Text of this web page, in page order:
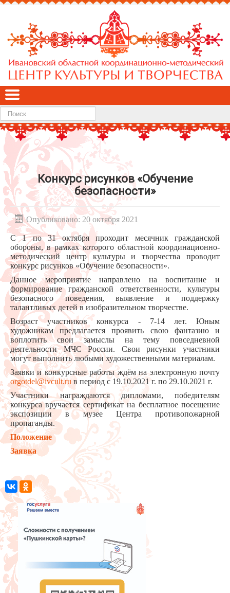
Найти
Конкурс рисунков «Обучение
безопасности»
Опубликовано: 20 октября 2021
С 1 по 31 октября проходит месячник гражданской
обороны, в рамках которого областной координационно-
методический центр культуры и творчества проводит
конкурс рисунков «Обучение безопасности».
Данное мероприятие направлено на воспитание и
формирование гражданской ответственности, культуры
безопасного поведения, выявление и поддержку
талантливых детей в изобразительном творчестве.
Возраст участников конкурса - 7-14 лет. Юным
художникам предлагается проявить свою фантазию и
воплотить свои замыслы на тему повседневной
деятельности МЧС России. Свои рисунки участники
могут выполнить любыми художественными материалам.
Заявки и конкурсные работы ждём на электронную почту
orgotdel@ivcult.ru в период с 19.10.2021 г. по 29.10.2021 г.
Участники награждаются дипломами, победителям
конкурса вручается сертификат на бесплатное посещение
экспозиции в музее Центра противопожарной
пропаганды.
Положение
Заявка